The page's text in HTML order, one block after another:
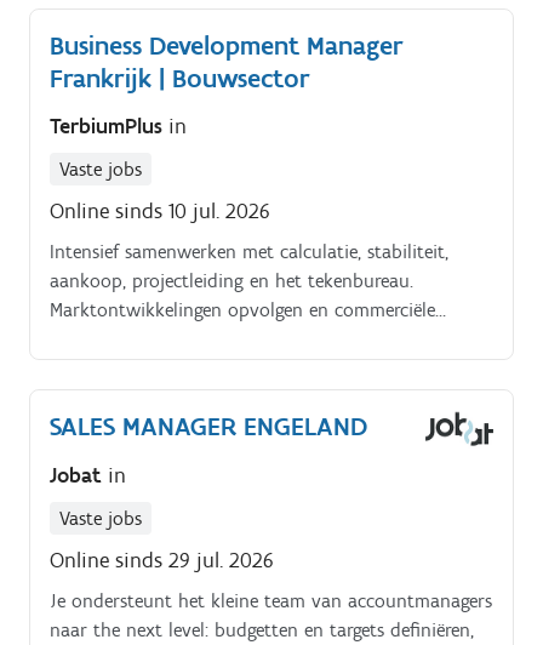
West Vlaanderen.
Business Development Manager
Frankrijk | Bouwsector
TerbiumPlus in
Vaste jobs
Online sinds 10 jul. 2026
Intensief samenwerken met calculatie, stabiliteit,
aankoop, projectleiding en het tekenbureau.
Marktontwikkelingen opvolgen en commerciële
SALES MANAGER ENGELAND
Jobat in
Vaste jobs
Online sinds 29 jul. 2026
Je ondersteunt het kleine team van accountmanagers
naar the next level: budgetten en targets definiëren,